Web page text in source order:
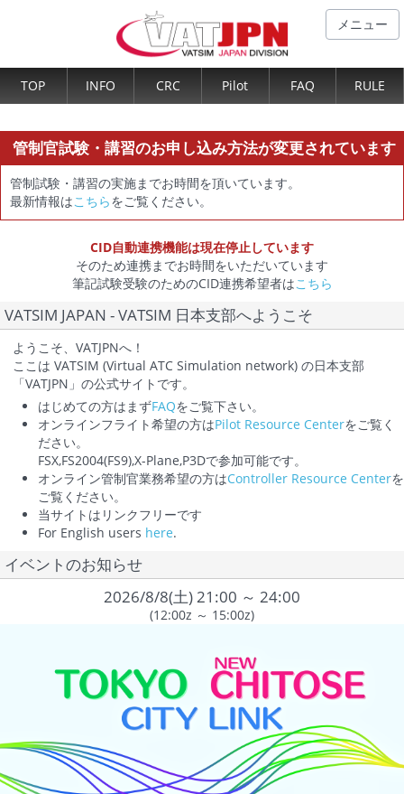
メニュー
TOP INFO CRC Pilot FAQ RULE
管制官試験・講習のお申し込み方法が変更されています
管制試験・講習の実施までお時間を頂いています。
最新情報はこちらをご覧ください。
CID自動連携機能は現在停止しています
そのため連携までお時間をいただいています
筆記試験受験のためのCID連携希望者はこちら
VATSIM JAPAN - VATSIM 日本支部へようこそ
ようこそ、VATJPNへ！
ここは VATSIM (Virtual ATC Simulation network) の日本支部
「VATJPN」の公式サイトです。
はじめての方はまずFAQをご覧下さい。
オンラインフライト希望の方はPilot Resource Centerをご覧く
ださい。
FSX,FS2004(FS9),X-Plane,P3Dで参加可能です。
オンライン管制官業務希望の方はController Resource Centerを
ご覧ください。
当サイトはリンクフリーです
For English users here.
イベントのお知らせ
2026/8/8(土) 21:00 ～ 24:00
(12:00z ～ 15:00z)